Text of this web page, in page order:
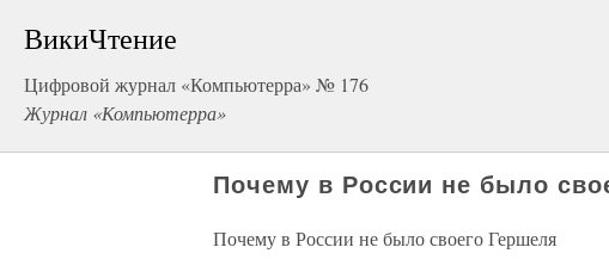
ВикиЧтение
Цифровой журнал «Компьютерра» № 176
Журнал «Компьютерра»
Почему в России не было
Почему в России не было своего Гершеля